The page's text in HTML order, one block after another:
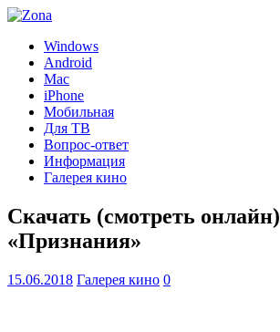
Windows
Android
Mac
iPhone
Мобильная
Для ТВ
Вопрос-ответ
Информация
Галерея кино
Скачать (смотреть онлайн)
«Признания»
15.06.2018 Галерея кино 0